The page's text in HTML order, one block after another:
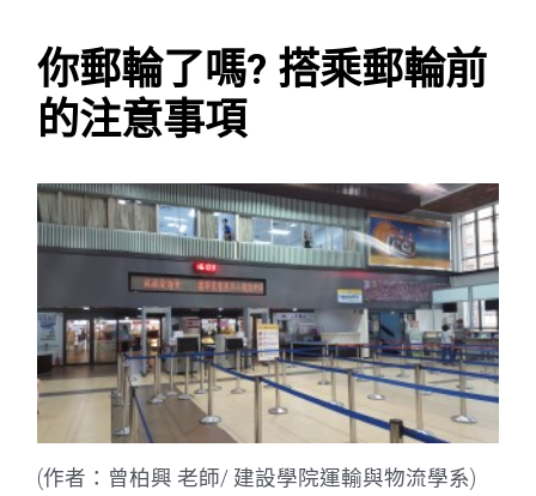
你郵輪了嗎? 搭乘郵輪前
的注意事項
(作者：曾柏興 老師/ 建設學院運輸與物流學系)